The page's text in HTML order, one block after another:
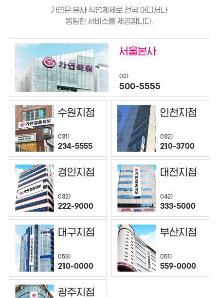
가연은 본사 직영체제로 전국 어디서나
동일한 서비스를 제공합니다.
서울본사
02)
500-5555
수원지점
031)
234-5555
인천지점
032)
210-3700
경인지점
032)
222-9000
대전지점
042)
333-5000
대구지점
053)
210-0000
부산지점
051)
559-0000
광주지점